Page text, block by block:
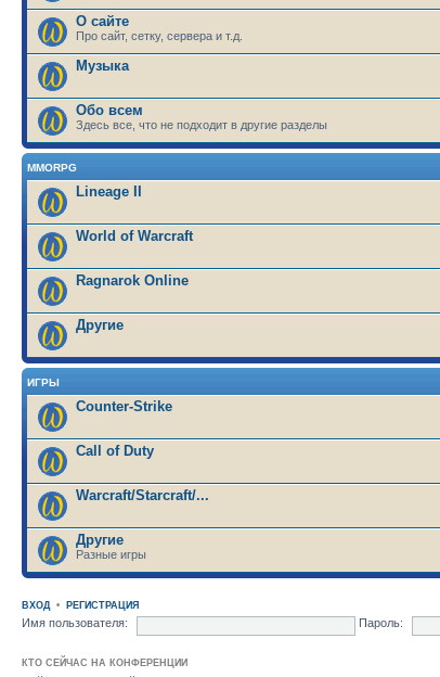
О сайте
Про сайт, сетку, сервера и т.д.
Музыка
Обо всем
Здесь все, что не подходит в другие разделы
MMORPG
Lineage II
World of Warcraft
Ragnarok Online
Другие
ИГРЫ
Counter-Strike
Call of Duty
Warcraft/Starcraft/...
Другие
Разные игры
ВХОД• РЕГИСТРАЦИЯ
Имя пользователя: Пароль:
КТО СЕЙЧАС НА КОНФЕРЕНЦИИ